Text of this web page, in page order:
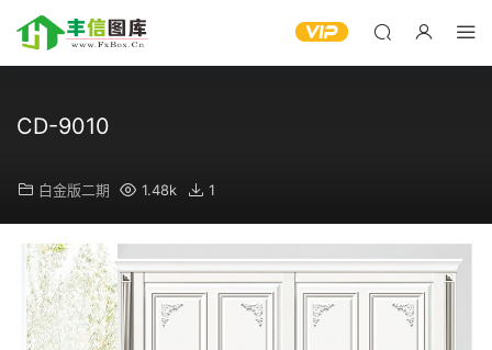
CD-9010
白金版二期 1.48k 1